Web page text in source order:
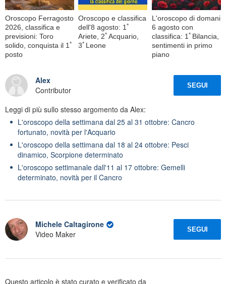
Oroscopo Ferragosto
2026, classifica e
previsioni: Toro
solido, conquista il 1ﾟ
posto
Oroscopo e classifica
dell'8 agosto: 1ﾟ
Ariete, 2ﾟAcquario,
3ﾟLeone
L'oroscopo di domani
6 agosto con
classifica: 1ﾟBilancia,
sentimenti in primo
piano
Alex
Contributor
SEGUI
Leggi di più sullo stesso argomento da Alex:
L'oroscopo della settimana dal 25 al 31 ottobre: Cancro
fortunato, novità per l'Acquario
L'oroscopo della settimana dal 18 al 24 ottobre: Pesci
dinamico, Scorpione determinato
L'oroscopo settimanale dall'11 al 17 ottobre: Gemelli
determinato, novità per il Cancro
Michele Caltagirone
Video Maker
SEGUI
Questo articolo è stato curato e verificato da